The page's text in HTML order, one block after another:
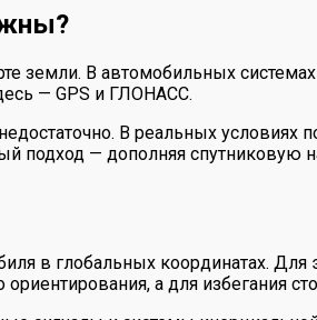
земли. В автомобильных
— GPS и ГЛОНАСС.
В реальных условиях
— дополняя спутниковую
в глобальных координатах. Для
а для избегания